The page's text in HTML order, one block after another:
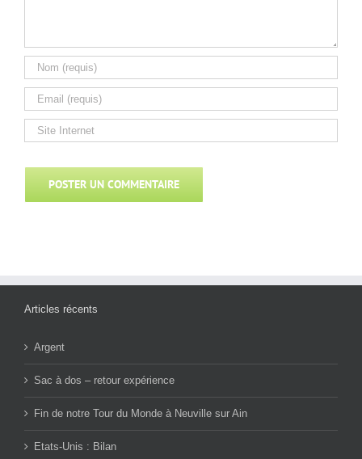
Articles récents
Argent
Sac à dos – retour expérience
Fin de notre Tour du Monde à Neuville sur Ain
Etats-Unis : Bilan